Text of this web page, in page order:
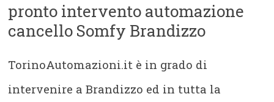
pronto intervento automazione
cancello Somfy Brandizzo
TorinoAutomazioni.it è in grado di
intervenire a Brandizzo ed in tutta la